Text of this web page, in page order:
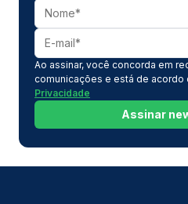
Ao assinar, você concorda em
comunicações e está de acordo
Privacidade
Assinar